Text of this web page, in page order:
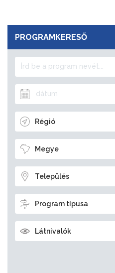
PROGRAMKERESŐ
Régió
Megye
Település
Program típusa
Látnivalók